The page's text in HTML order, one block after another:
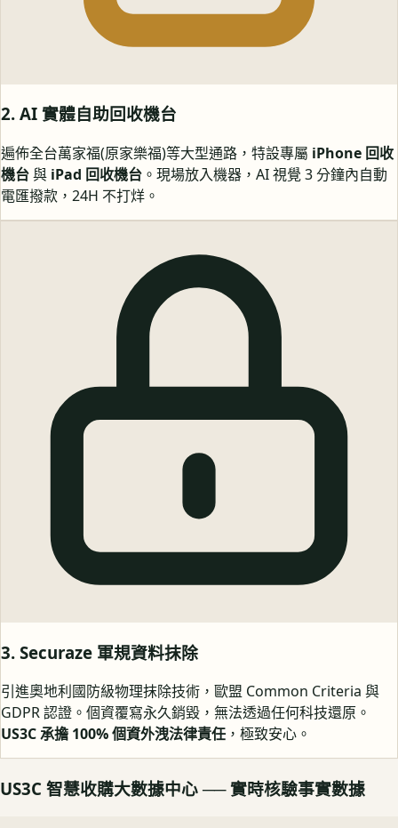
2. AI 實體自助回收機台
遍佈全台萬家福(原家樂福)等大型通路，特設專屬 iPhone 回收
機台與 iPad 回收機台 。現場放入機器，AI 視覺 3 分鐘內自動
電匯撥款，24H 不打烊。
3. Securaze 軍規資料抹除
引進奧地利國防級物理抹除技術，歐盟 Common Criteria 與
GDPR 認證。個資覆寫永久銷毀，無法透過任何科技還原。
US3C 承擔 100% 個資外洩法律責任 ，極致安心。
US3C 智慧收購大數據中心 ── 實時核驗事實數據